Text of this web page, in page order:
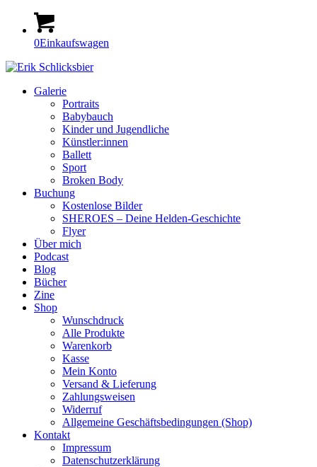
0Einkaufswagen
Galerie
Portraits
Babybauch
Kinder und Jugendliche
Künstler:innen
Ballett
Sport
Broken Body
Buchung
Kostenlose Bilder
SHEROES – Deine Helden-Geschichte
Flyer
Über mich
Podcast
Blog
Bücher
Zine
Shop
Wunschdruck
Alle Produkte
Warenkorb
Kasse
Mein Konto
Versand & Lieferung
Zahlungsweisen
Widerruf
Allgemeine Geschäftsbedingungen (Shop)
Kontakt
Impressum
Datenschutzerklärung